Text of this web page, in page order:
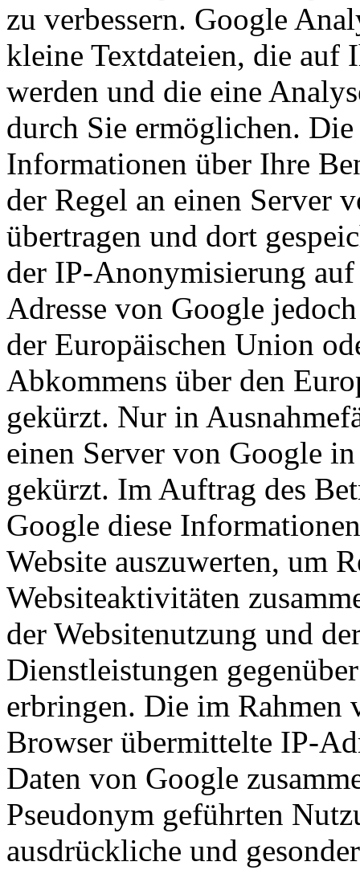
zu verbessern. Google
kleine Textdateien, die auf
werden und die eine
durch Sie ermöglichen.
Informationen über Ihre
der Regel an einen Server
übertragen und dort
der IP-Anonymisierung
Adresse von Google
der Europäischen Union
Abkommens über den
gekürzt. Nur in
einen Server von Google
gekürzt. Im Auftrag des
Google diese
Website auszuwerten, um
Websiteaktivitäten
der Websitenutzung und
Dienstleistungen
erbringen. Die im
Browser übermittelte IP-
Daten von Google
Pseudonym geführten
ausdrückliche und